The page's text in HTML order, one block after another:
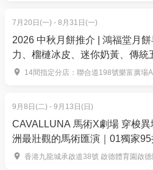
賓客持有「第2級別」門票
到訪樂園將不獲任何補償或退
入園當天，如有任何問題請
窗口尋求協助。
不另行通知。請瀏覽香港迪士
頁及手機應用程式以查閱最新
7月20日(一) - 8月31日(一)
2026 中秋月餅推介 | 鴻福堂月
力、榴槤冰皮、迷你奶黃、傳統
店換領
14間指定分店：聯合道198號樂富廣場
9月8日(二) - 9月13日(日)
CAVALLUNA 馬術X劇場 穿梭
洲最壯觀的馬術匯演｜01獨家
票$376起｜9月8 至 13日 啟德
香港九龍城承啟道38號 啟德體育園啟